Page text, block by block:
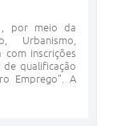
, por meio da
Urbanismo,
com inscrições
qualificação
Emprego". A